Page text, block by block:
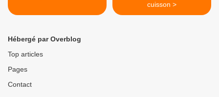
cuisson >
Hébergé par Overblog
Top articles
Pages
Contact